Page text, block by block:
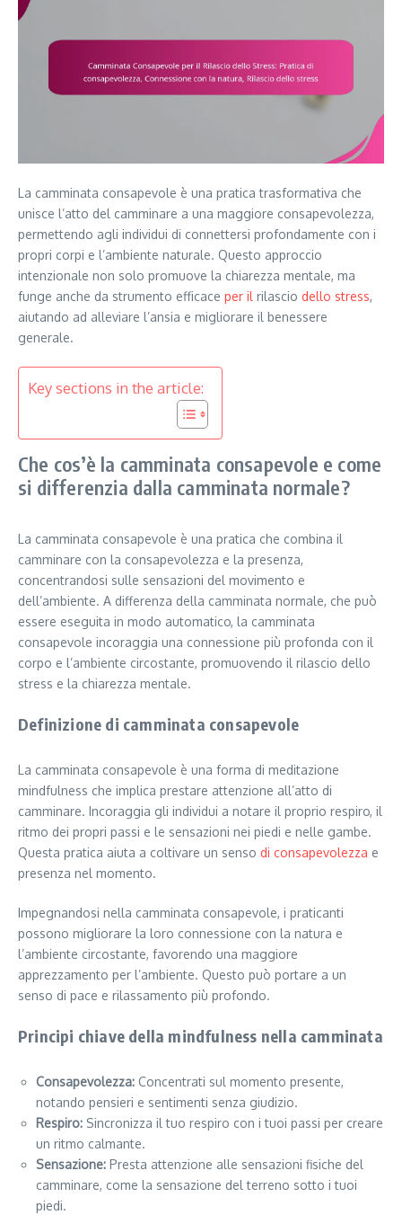
La camminata consapevole è una pratica trasformativa che
unisce l’atto del camminare a una maggiore consapevolezza,
permettendo agli individui di connettersi profondamente con i
propri corpi e l’ambiente naturale. Questo approccio
intenzionale non solo promuove la chiarezza mentale, ma
funge anche da strumento efficace per il rilascio dello stress,
aiutando ad alleviare l’ansia e migliorare il benessere
generale.
Key sections in the article:
Che cos’è la camminata consapevole e come
si differenzia dalla camminata normale?
La camminata consapevole è una pratica che combina il
camminare con la consapevolezza e la presenza,
concentrandosi sulle sensazioni del movimento e
dell’ambiente. A differenza della camminata normale, che può
essere eseguita in modo automatico, la camminata
consapevole incoraggia una connessione più profonda con il
corpo e l’ambiente circostante, promuovendo il rilascio dello
stress e la chiarezza mentale.
Definizione di camminata consapevole
La camminata consapevole è una forma di meditazione
mindfulness che implica prestare attenzione all’atto di
camminare. Incoraggia gli individui a notare il proprio respiro, il
ritmo dei propri passi e le sensazioni nei piedi e nelle gambe.
Questa pratica aiuta a coltivare un senso di consapevolezza e
presenza nel momento.
Impegnandosi nella camminata consapevole, i praticanti
possono migliorare la loro connessione con la natura e
l’ambiente circostante, favorendo una maggiore
apprezzamento per l’ambiente. Questo può portare a un
senso di pace e rilassamento più profondo.
Principi chiave della mindfulness nella camminata
Consapevolezza: Concentrati sul momento presente,
notando pensieri e sentimenti senza giudizio.
Respiro: Sincronizza il tuo respiro con i tuoi passi per creare
un ritmo calmante.
Sensazione: Presta attenzione alle sensazioni fisiche del
camminare, come la sensazione del terreno sotto i tuoi
piedi.